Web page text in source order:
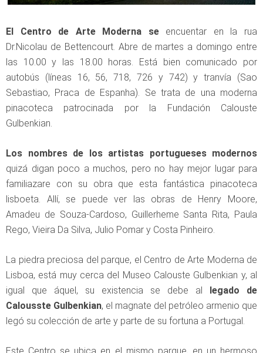
El Centro de Arte Moderna seencuentar en la rua
Dr.Nicolau de Bettencourt. Abre de martes a domingo entre
las 10.00 y las 18.00 horas. Está bien comunicado por
autobús (líneas 16, 56, 718, 726 y 742) y tranvía (Sao
Sebastiao, Praca de Espanha). Se trata de una moderna
pinacoteca patrocinada por la Fundación Calouste
Gulbenkian.
Los nombres de los artistas portugueses modernos
quizá digan poco a muchos, pero no hay mejor lugar para
familiazare con su obra que esta fantástica pinacoteca
lisboeta. Allí, se puede ver las obras de Henry Moore,
Amadeu de Souza-Cardoso, Guillerheme Santa Rita, Paula
Rego, Vieira Da Silva, Julio Pomar y Costa Pinheiro.
La piedra preciosa del parque, el Centro de Arte Moderna de
Lisboa, está muy cerca del Museo Calouste Gulbenkian y, al
igual que áquel, su existencia se debe al
legado de
Calousste Gulbenkian, el magnate del petróleo armenio que
legó su colección de arte y parte de su fortuna a Portugal.